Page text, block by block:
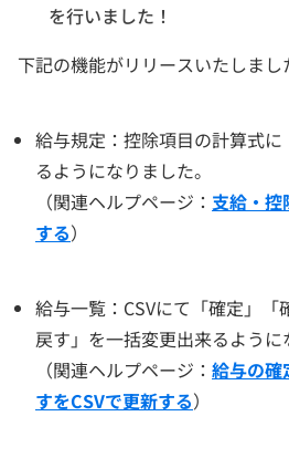
を行いました！
下記の機能がリリースいたしまし
給与規定：控除項目の計算式
るようになりました。
（関連ヘルプページ： 支給・控
する）
給与一覧：CSVにて「確定」
戻す」を一括変更出来るように
（関連ヘルプページ： 給与の確
すをCSVで更新する）